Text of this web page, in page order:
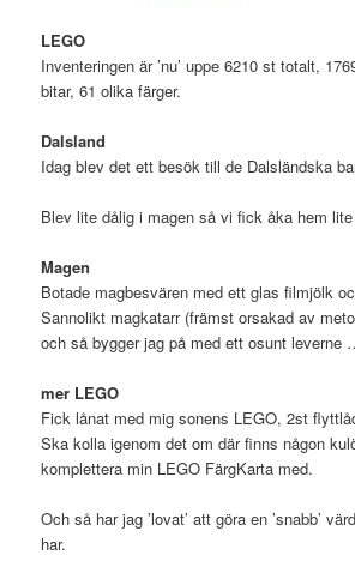
LEGO
Inventeringen är ’nu’ uppe 6210 st totalt,
bitar, 61 olika färger.
Dalsland
Idag blev det ett besök till de Dalsländska
Blev lite dålig i magen så vi fick åka hem
Magen
Botade magbesvären med ett glas filmjölk
Sannolikt magkatarr (främst orsakad av
och så bygger jag på med ett osunt leverne
mer LEGO
Fick lånat med mig sonens LEGO, 2st
Ska kolla igenom det om där finns någon
komplettera min LEGO FärgKarta med.
Och så har jag ’lovat’ att göra en ’snabb’
har.